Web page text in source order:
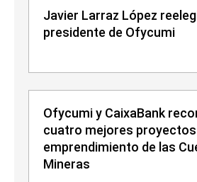
Javier Larraz López
presidente de Ofycumi
Ofycumi y CaixaBank
cuatro mejores
emprendimiento de las
Mineras